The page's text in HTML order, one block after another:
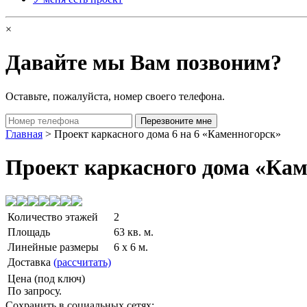
×
Давайте мы Вам позвоним?
Оставьте, пожалуйста, номер своего телефона.
Главная > Проект каркасного дома 6 на 6 «Каменногорск»
Проект каркасного дома
Количество этажей
2
Площадь
63 кв. м.
Линейные размеры
6 x 6 м.
Доставка (рассчитать)
Цена (под ключ)
По запросу.